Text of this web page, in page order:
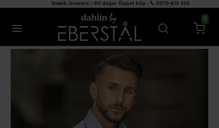
0
Snabb leverans - 90 dagar Öppet köp - 0370-615 455